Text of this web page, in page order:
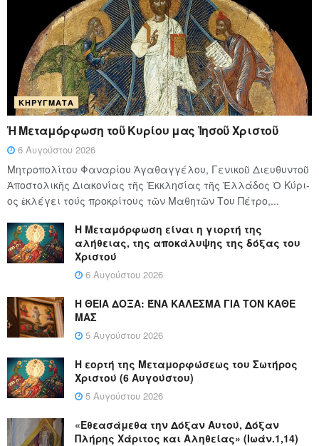
ΚΗΡΎΓΜΑΤΑ
Ἡ Μεταμόρφωση τοῦ Κυρίου μας Ἰησοῦ Χριστοῦ
6 Αυγούστου 2026
Μητροπολίτου Φαναρίου Ἀγαθαγγέλου, Γενικοῦ Διευθυντοῦ
Ἀποστολικῆς Διακονίας τῆς Ἐκκλησίας τῆς Ἑλλάδος Ὁ Κύ­ρι­
ος ἐκλέγει τούς προ­κρί­τους τῶν Μα­θη­τῶν Του Πέ­τρο,...
Η Μεταμόρφωση είναι η γιορτή της
αλήθειας, της αποκάλυψης της δόξας του
Χριστού
6 Αυγούστου 2026
Η ΘΕΙΑ ΔΟΞΑ: ΈΝΑ ΚΑΛΕΣΜΑ ΓΙΑ ΤΟΝ ΚΑΘΕ
ΜΑΣ
5 Αυγούστου 2026
Η εορτή της Μεταμορφώσεως του Σωτήρος
Χριστού (6 Αυγούστου)
5 Αυγούστου 2026
«Εθεασάμεθα την Δόξαν Αυτού, Δόξαν
Πλήρης Χάριτος και Αληθείας» (Ιωάν.1,14)